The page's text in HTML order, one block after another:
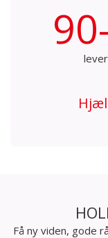
Få ny viden, gode